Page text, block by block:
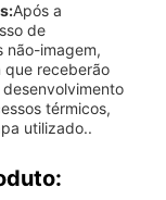
Após a
de
não-imagem,
que receberão
térmicos,
utilizado..